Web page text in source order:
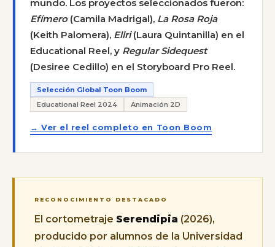
mundo. Los proyectos seleccionados fueron:
Efímero(Camila Madrigal), La Rosa Roja
(Keith Palomera), Ellri(Laura Quintanilla) en el
Educational Reel, y Regular Sidequest
(Desiree Cedillo) en el Storyboard Pro Reel.
Selección Global Toon Boom
Educational Reel 2024
Animación 2D
→ Ver el reel completo en Toon Boom
RECONOCIMIENTO DESTACADO
El cortometraje Serendipia (2026),
producido por alumnos de la Universidad